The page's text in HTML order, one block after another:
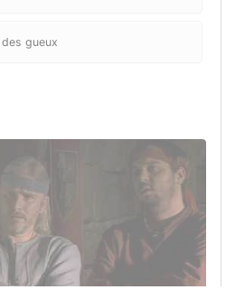
gueux